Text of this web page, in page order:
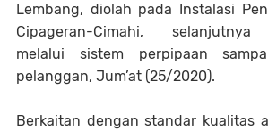
Lembang, diolah pada Instalasi
Cipageran-Cimahi, selanjutnya
melalui sistem perpipaan
pelanggan, Jum’at (25/2020).
Berkaitan dengan standar kualitas